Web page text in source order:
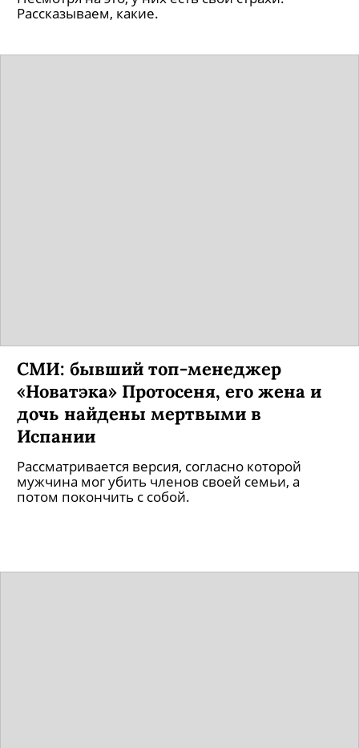
Рассказываем, какие.
СМИ: бывший топ-менеджер
«Новатэка» Протосеня, его жена и
дочь найдены мертвыми в
Испании
Рассматривается версия, согласно которой
мужчина мог убить членов своей семьи, а
потом покончить с собой.